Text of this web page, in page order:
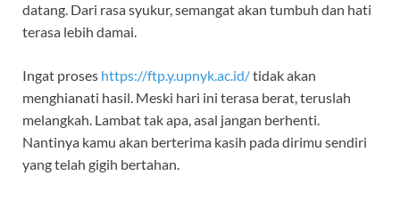
datang. Dari rasa syukur, semangat akan tumbuh dan hati
terasa lebih damai.
Ingat proses https://ftp.y.upnyk.ac.id/tidak akan
menghianati hasil. Meski hari ini terasa berat, teruslah
melangkah. Lambat tak apa, asal jangan berhenti.
Nantinya kamu akan berterima kasih pada dirimu sendiri
yang telah gigih bertahan.